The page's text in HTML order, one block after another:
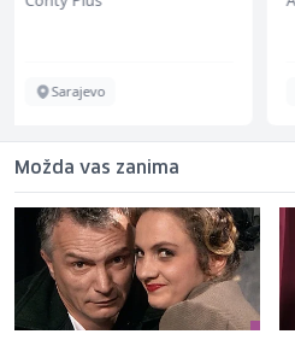
Sarajevo
Možda vas zanima